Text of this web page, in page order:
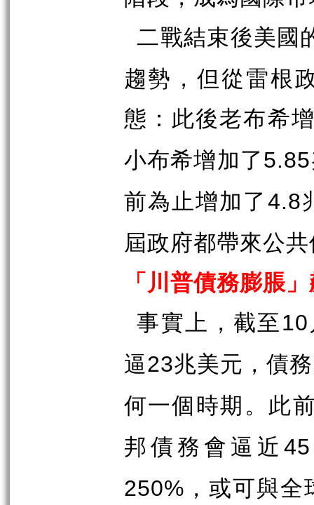
二戰結束後美國
趨勢，但從雷根
態：此後老布希
小布希增加了5.85
前為止增加了 4.8
屆政府都帶來公
「川普債務膨脹
事實上，截至10
逼23兆美元，債
何一個時期。此
邦債務會逼近 45
250% ，或可與